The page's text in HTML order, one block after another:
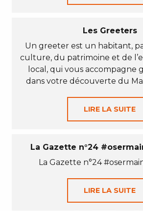
Les Greeters
Un greeter est un habitant,
culture, du patrimoine et de
local, qui vous accompagne
dans votre découverte du
LIRE LA SUITE
La Gazette n°24
La Gazette n°24
LIRE LA SUITE